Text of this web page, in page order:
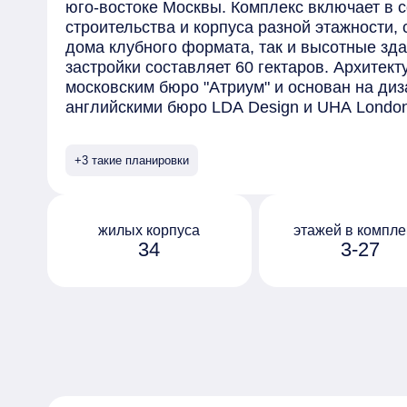
юго-востоке Москвы. Комплекс включает в
строительства и корпуса разной
дома клубного формата, так и высотные
застройки составляет 60 гектаров.
московским бюро "Атриум" и основан на
английскими бюро LDA Design и UHA
предлагаемых в комплексе - квартиры с
обустроен собственный парк "Зелёная
10 гектаров, которая тянется через весь
Протяжённое прогулочное пространство
+3 такие планировки
34
жилых корпуса
3-27
этажей в